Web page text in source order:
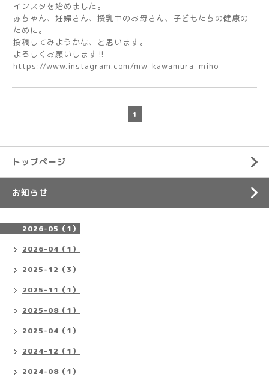
インスタを始めました。
赤ちゃん、妊婦さん、授乳中のお母さん、子どもたちの健康の
ために。
投稿してみようかな、と思います。
よろしくお願いします‼️
https://www.instagram.com/mw_kawamura_miho
1
トップページ
お知らせ
2026-05（1）
2026-04（1）
2025-12（3）
2025-11（1）
2025-08（1）
2025-04（1）
2024-12（1）
2024-08（1）